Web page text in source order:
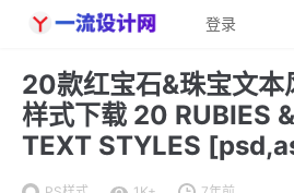
登录
20款红宝石&珠宝文本
样式下载 20 RUBIES
TEXT STYLES